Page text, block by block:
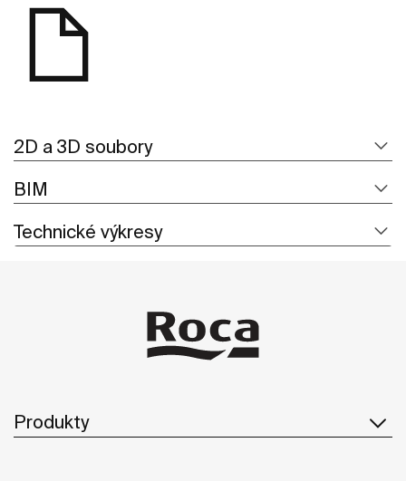
2D a 3D soubory
BIM
Technické výkresy
Produkty